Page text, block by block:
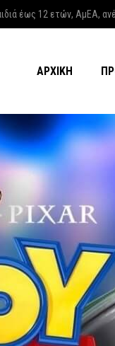
έως 12 ετών, ΑμΕΑ,
ΑΡΧΙΚΉ